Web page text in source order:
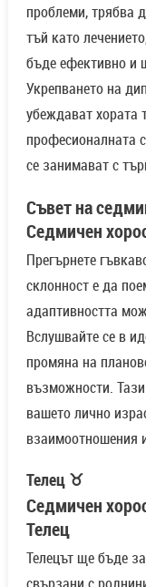
проблеми, трябва
тъй като
бъде ефективно и
Укрепването на
убеждават хората
професионалната
се занимават с
Съвет на
Седмичен
Прегърнете
склонност е да
адаптивността
Вслушвайте се в
промяна на
възможности.
вашето лично
взаимоотношения
Телец ♉
Седмичен
Телец
Телецът ще бъде